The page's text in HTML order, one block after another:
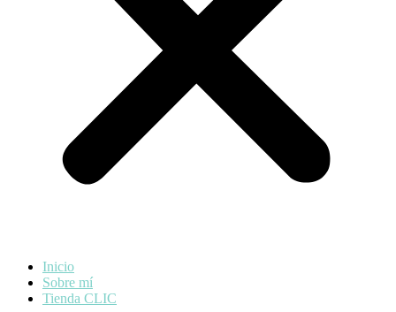
Inicio
Sobre mí
Tienda CLIC